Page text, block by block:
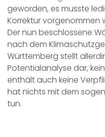
geworden, es musste
Korrektur vorgenommen
Der nun beschlossene
nach dem
Württemberg stellt
Potentialanalyse dar,
enthält auch keine
hat nichts mit dem
tun.